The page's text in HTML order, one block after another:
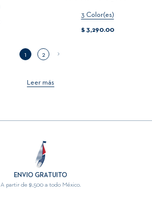
3 Color(es)
$ 3,290.00
1 2
Leer más
ENVIO GRATUITO
A partir de $1,500 a todo México.